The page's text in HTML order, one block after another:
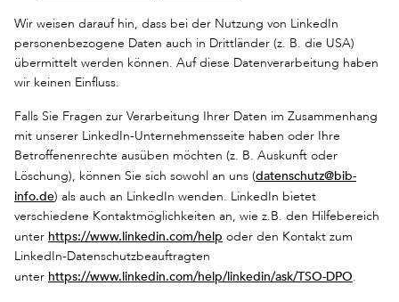
Wir weisen darauf hin, dass bei der Nutzung von LinkedIn
personenbezogene Daten auch in Drittländer (z. B. die USA)
übermittelt werden können. Auf diese Datenverarbeitung haben
wir keinen Einfluss.
Falls Sie Fragen zur Verarbeitung Ihrer Daten im Zusammenhang
mit unserer LinkedIn-Unternehmensseite haben oder Ihre
Betroffenenrechte ausüben möchten (z. B. Auskunft oder
Löschung), können Sie sich sowohl an uns (datenschutz@bib-
info.de) als auch an LinkedIn wenden. LinkedIn bietet
verschiedene Kontaktmöglichkeiten an, wie z.B. den Hilfebereich
unter https://www.linkedin.com/help oder den Kontakt zum
LinkedIn-Datenschutzbeauftragten
unter https://www.linkedin.com/help/linkedin/ask/TSO-DPO.